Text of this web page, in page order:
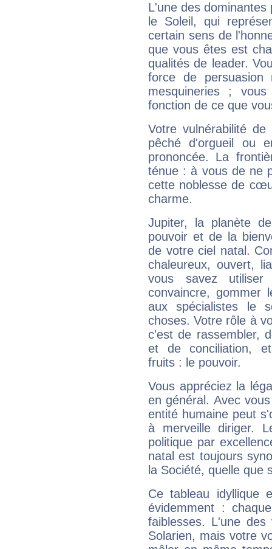
L'une des
le Soleil, qui
certain sens de
que vous êtes est
qualités de leader.
force de
mesquineries ;
fonction de ce que
Votre vulnérabilité
pêché d'orgueil ou
prononcée. La
ténue : à vous de ne
cette noblesse de
charme.
Jupiter, la planète
pouvoir et de la
de votre ciel natal.
chaleureux, ouvert,
vous savez
convaincre, gommer
aux spécialistes le
choses. Votre rôle à
c'est de rassembler,
et de conciliation,
fruits : le pouvoir.
Vous appréciez la
en général. Avec
entité humaine peut
à merveille diriger.
politique par
natal est toujours
la Société, quelle que
Ce tableau idyllique
évidemment :
faiblesses. L'une
Solarien, mais votre